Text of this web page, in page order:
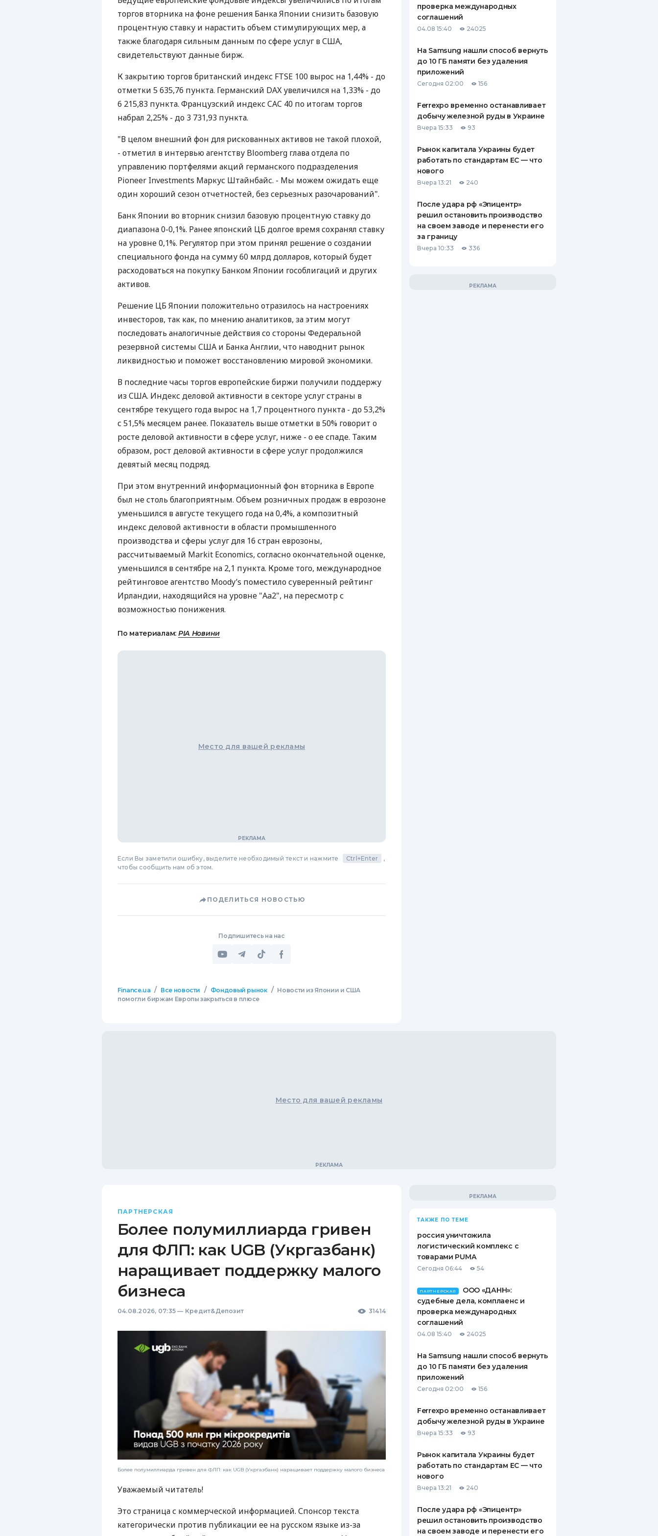
ЕЖЕМЕСЯЧНЫЙ ОБЗОР
КЕШБЭКА
ПУТЕВОДИТЕЛИ ПО
ПУТЕВОДИТЕЛИ ПО
СТРАХОВЫЕ КОМПАНИИ
ОТЗЫВЫ О СТРАХОВЫХ
ДОСТАВКА И ОПЛАТА
КОНТАКТЫ
торгов вторника на фоне решения Банка Японии снизить базовую
процентную ставку и нарастить объем стимулирующих мер, а
также благодаря сильным данным по сфере услуг в США,
свидетельствуют данные бирж.
К закрытию торгов британский индекс FTSE 100 вырос на 1,44% - до
отметки 5 635,76 пункта. Германский DAX увеличился на 1,33% - до
6 215,83 пункта. Французский индекс CAC 40 по итогам торгов
набрал 2,25% - до 3 731,93 пункта.
"В целом внешний фон для рискованных активов не такой плохой,
- отметил в интервью агентству Bloomberg глава отдела по
управлению портфелями акций германского подразделения
Pioneer Investments Маркус Штайнбайс. - Мы можем ожидать еще
один хороший сезон отчетностей, без серьезных разочарований".
Банк Японии во вторник снизил базовую процентную ставку до
диапазона 0-0,1%. Ранее японский ЦБ долгое время сохранял ставку
на уровне 0,1%. Регулятор при этом принял решение о создании
специального фонда на сумму 60 млрд долларов, который будет
расходоваться на покупку Банком Японии гособлигаций и других
активов.
Решение ЦБ Японии положительно отразилось на настроениях
инвесторов, так как, по мнению аналитиков, за этим могут
последовать аналогичные действия со стороны Федеральной
резервной системы США и Банка Англии, что наводнит рынок
ликвидностью и поможет восстановлению мировой экономики.
В последние часы торгов европейские биржи получили поддержу
из США. Индекс деловой активности в секторе услуг страны в
сентябре текущего года вырос на 1,7 процентного пункта - до 53,2%
с 51,5% месяцем ранее. Показатель выше отметки в 50% говорит о
росте деловой активности в сфере услуг, ниже - о ее спаде. Таким
образом, рост деловой активности в сфере услуг продолжился
девятый месяц подряд.
При этом внутренний информационный фон вторника в Европе
был не столь благоприятным. Объем розничных продаж в еврозоне
уменьшился в августе текущего года на 0,4%, а композитный
индекс деловой активности в области промышленного
производства и сферы услуг для 16 стран еврозоны,
рассчитываемый Markit Economics, согласно окончательной оценке,
уменьшился в сентябре на 2,1 пункта. Кроме того, международное
рейтинговое агентство Moody’s поместило суверенный рейтинг
Ирландии, находящийся на уровне "Aa2", на пересмотр с
возможностью понижения.
По материалам: РІА Новини
Место для вашей рекламы
Если Вы заметили ошибку, выделите необходимый текст и нажмите Ctrl+Enter
,
чтобы сообщить нам об этом.
ПОДЕЛИТЬСЯ НОВОСТЬЮ
Подпишитесь на нас
Finance.ua / Все новости / Фондовый рынок / Новости из Японии и США
помогли биржам Европы закрыться в плюсе
проверка международных
соглашений
04.08 15:40 24025
На Samsung нашли способ вернуть
до 10 ГБ памяти без удаления
приложений
Сегодня 02:00 156
Ferrexpo временно останавливает
добычу железной руды в Украине
Вчера 15:33 93
Рынок капитала Украины будет
работать по стандартам ЕС — что
нового
Вчера 13:21 240
После удара рф «Эпицентр»
решил остановить производство
на своем заводе и перенести его
за границу
Вчера 10:33 336
Место для вашей рекламы
ПАРТНЕРСКАЯ
Более полумиллиарда гривен
для ФЛП: как UGB (Укргазбанк)
наращивает поддержку малого
бизнеса
04.08.2026, 07:35 — Кредит&Депозит 31414
Более полумиллиарда гривен для ФЛП: как UGB (Укргазбанк) наращивает поддержку малого бизнеса
Уважаемый читатель!
Это страница с коммерческой информацией. Спонсор текста
категорически против публикации ее на русском языке из-за
ТАКЖЕ ПО ТЕМЕ
россия уничтожила
логистический комплекс с
товарами PUMA
Сегодня 06:44 54
ПАРТНЕРСКАЯ
ООО «ДАНН»:
судебные дела, комплаенс и
проверка международных
соглашений
04.08 15:40 24025
На Samsung нашли способ вернуть
до 10 ГБ памяти без удаления
приложений
Сегодня 02:00 156
Ferrexpo временно останавливает
добычу железной руды в Украине
Вчера 15:33 93
Рынок капитала Украины будет
работать по стандартам ЕС — что
нового
Вчера 13:21 240
После удара рф «Эпицентр»
решил остановить производство
на своем заводе и перенести его